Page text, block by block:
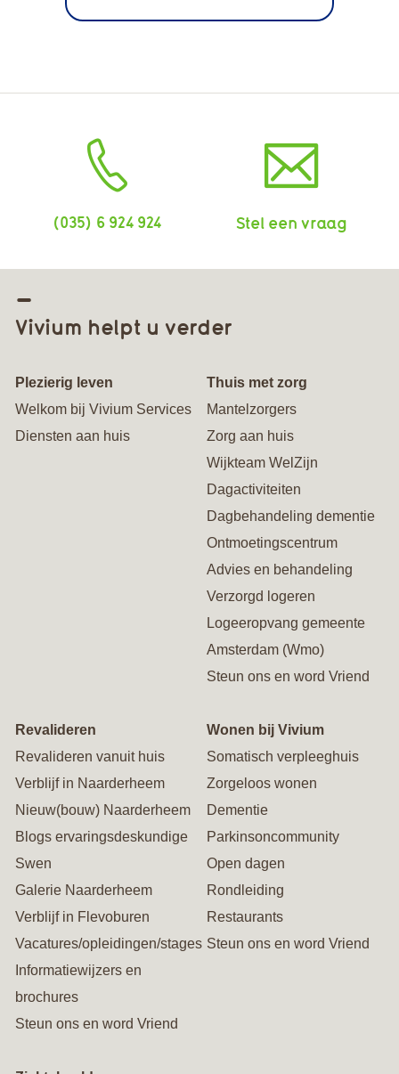
(035) 6 924 924 Stel een vraag
Vivium helpt u verder
Plezierig leven
Welkom bij Vivium Services
Diensten aan huis
Thuis met zorg
Mantelzorgers
Zorg aan huis
Wijkteam WelZijn
Dagactiviteiten
Dagbehandeling dementie
Ontmoetingscentrum
Advies en behandeling
Verzorgd logeren
Logeeropvang gemeente
Amsterdam (Wmo)
Steun ons en word Vriend
Revalideren
Revalideren vanuit huis
Verblijf in Naarderheem
Nieuw(bouw) Naarderheem
Blogs ervaringsdeskundige
Swen
Galerie Naarderheem
Verblijf in Flevoburen
Vacatures/opleidingen/stages
Informatiewijzers en
brochures
Steun ons en word Vriend
Wonen bij Vivium
Somatisch verpleeghuis
Zorgeloos wonen
Dementie
Parkinsoncommunity
Open dagen
Rondleiding
Restaurants
Steun ons en word Vriend